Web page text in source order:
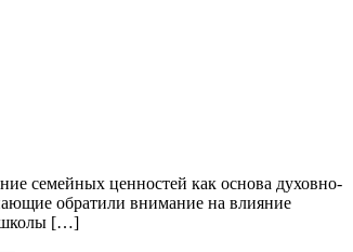
семейных ценностей как основа духовно-
обратили внимание на влияние
школы […]